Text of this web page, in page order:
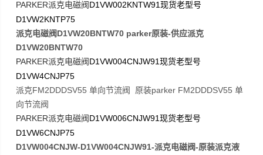
PARKER派克电磁阀 D1VW002KNTW91现货老型号
D1VW2KNTP75
派克电磁阀D1VW20BNTW70 parker原装-供应派克
D1VW20BNTW70
PARKER派克电磁阀 D1VW004CNJW91现货老型号
D1VW4CNJP75
派克FM2DDDSV55 单向节流阀 原装parker FM2DDDSV55 单
向节流阀
PARKER派克电磁阀 D1VW006CNJW91现货老型号
D1VW6CNJP75
D1VW004CNJW-D1VW004CNJW91-派克电磁阀-原装派克液